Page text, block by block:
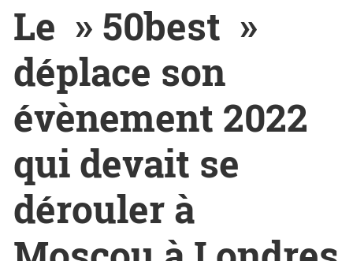
Le » 50best »
déplace son
évènement 2022
qui devait se
dérouler à